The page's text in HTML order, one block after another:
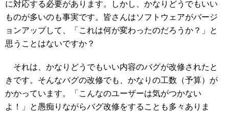
に対応する必要があります。しかし、かなりどうでもいい
ものが多いのも事実です。皆さんはソフトウェアがバージ
ョンアップして、「これは何が変わったのだろうか？」と
思うことはないですか？
それは、かなりどうでもいい内容のバグが改修されたと
きです。そんなバグの改修でも、かなりの工数（予算）が
かかっています。「こんなのユーザーは気がつかない
よ！」と愚痴りながらバグ改修をすることも多々ありま